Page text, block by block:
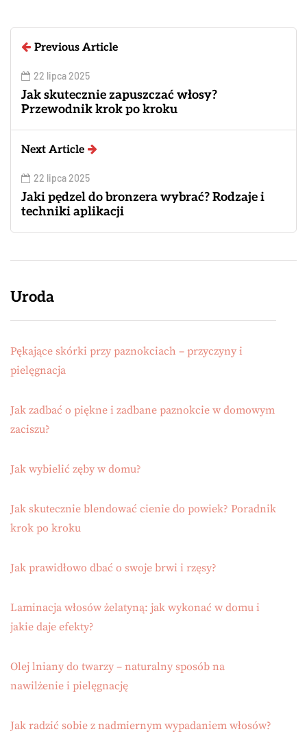
Previous Article
22 lipca 2025
Jak skutecznie zapuszczać włosy?
Przewodnik krok po kroku
Next Article
22 lipca 2025
Jaki pędzel do bronzera wybrać? Rodzaje i
techniki aplikacji
Uroda
Pękające skórki przy paznokciach – przyczyny i
pielęgnacja
Jak zadbać o piękne i zadbane paznokcie w domowym
zaciszu?
Jak wybielić zęby w domu?
Jak skutecznie blendować cienie do powiek? Poradnik
krok po kroku
Jak prawidłowo dbać o swoje brwi i rzęsy?
Laminacja włosów żelatyną: jak wykonać w domu i
jakie daje efekty?
Olej lniany do twarzy – naturalny sposób na
nawilżenie i pielęgnację
Jak radzić sobie z nadmiernym wypadaniem włosów?